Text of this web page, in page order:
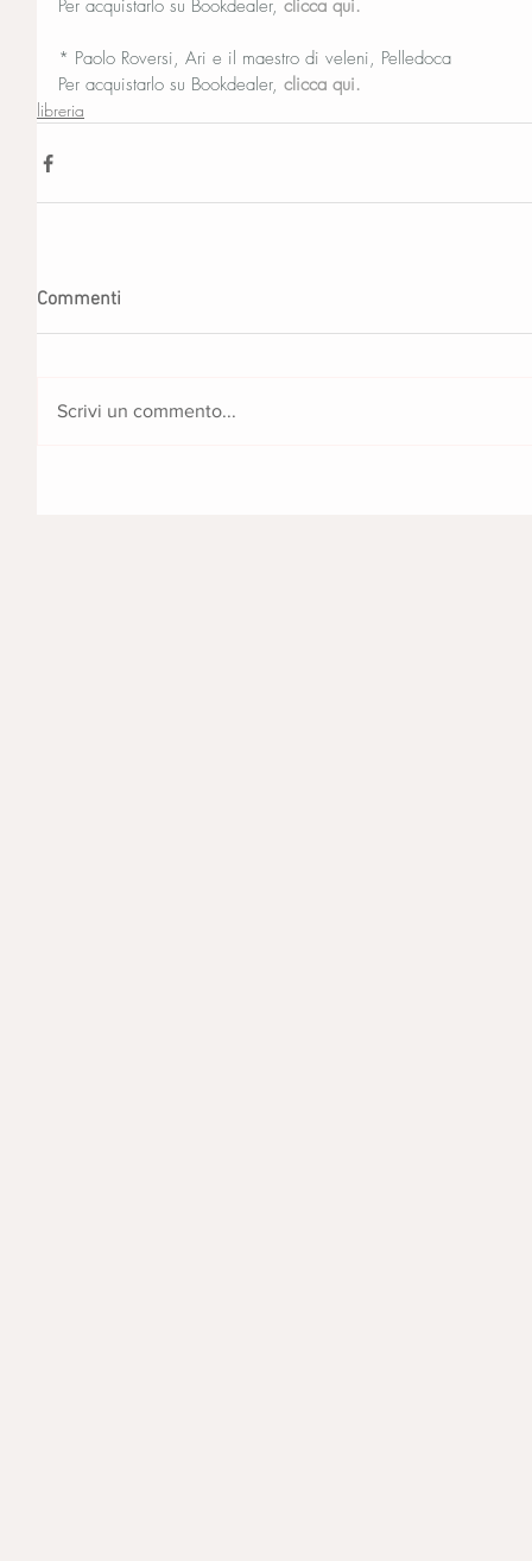
Per acquistarlo su Bookdealer, clicca qui.
* Paolo Roversi, Ari e il maestro di veleni, Pelledoca
Per acquistarlo su Bookdealer, clicca qui.
libreria
Commenti
Scrivi un commento...